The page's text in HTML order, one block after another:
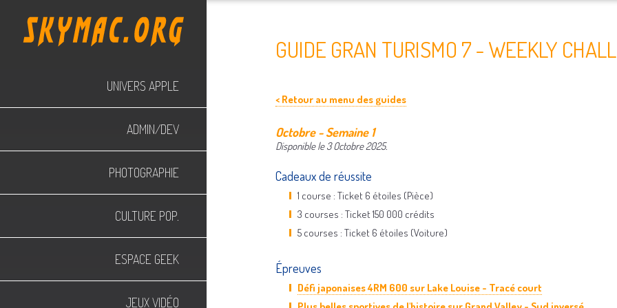
UNIVERS APPLE
ADMIN/DEV
PHOTOGRAPHIE
CULTURE POP.
ESPACE GEEK
JEUX VIDÉO
GUIDE GRAN TURISMO 7 - WEEKLY
< Retour au menu des guides
Octobre - Semaine 1
Disponible le 3 Octobre 2025.
Cadeaux de réussite
1 course : Ticket 6 étoiles (Pièce)
3 courses : Ticket 150 000 crédits
5 courses : Ticket 6 étoiles (Voiture)
Épreuves
Défi japonaises 4RM 600 sur Lake Louise - Tracé court